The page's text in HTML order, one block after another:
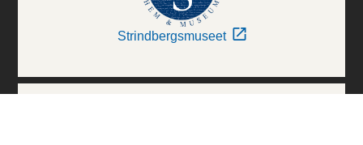
Strindbergsmuseet